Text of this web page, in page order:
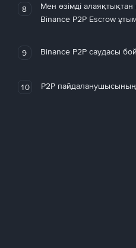
8
Мен өзімді
Binance P2P Escrow
9 Binance P2P саудасы
10 P2P